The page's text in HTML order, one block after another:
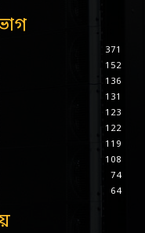
371
152
136
131
123
122
119
108
74
64